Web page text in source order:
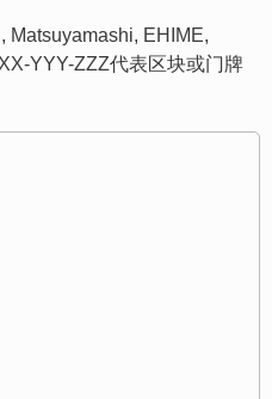
Matsuyamashi, EHIME,
YYY-ZZZ代表区块或门牌